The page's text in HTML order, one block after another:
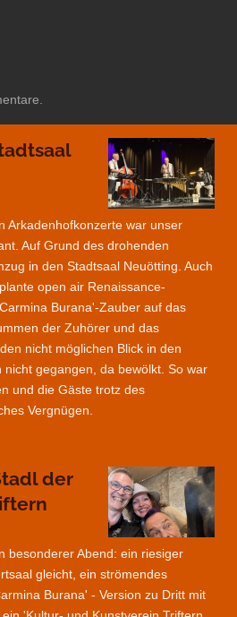
Arkadenhofkonzerte war unser
Auf Grund des drohenden
in den Stadtsaal Neuötting. Auch
open air Renaissance-
Burana'-Zauber auf das
der Zuhörer und das
nicht möglichen Blick in den
gegangen, da bewölkt. So war
und die Gäste trotz des
Vergnügen.
der
besonderer Abend: ein riesiger
gleicht, ein strömendes
Burana' - Version zu Dritt mit